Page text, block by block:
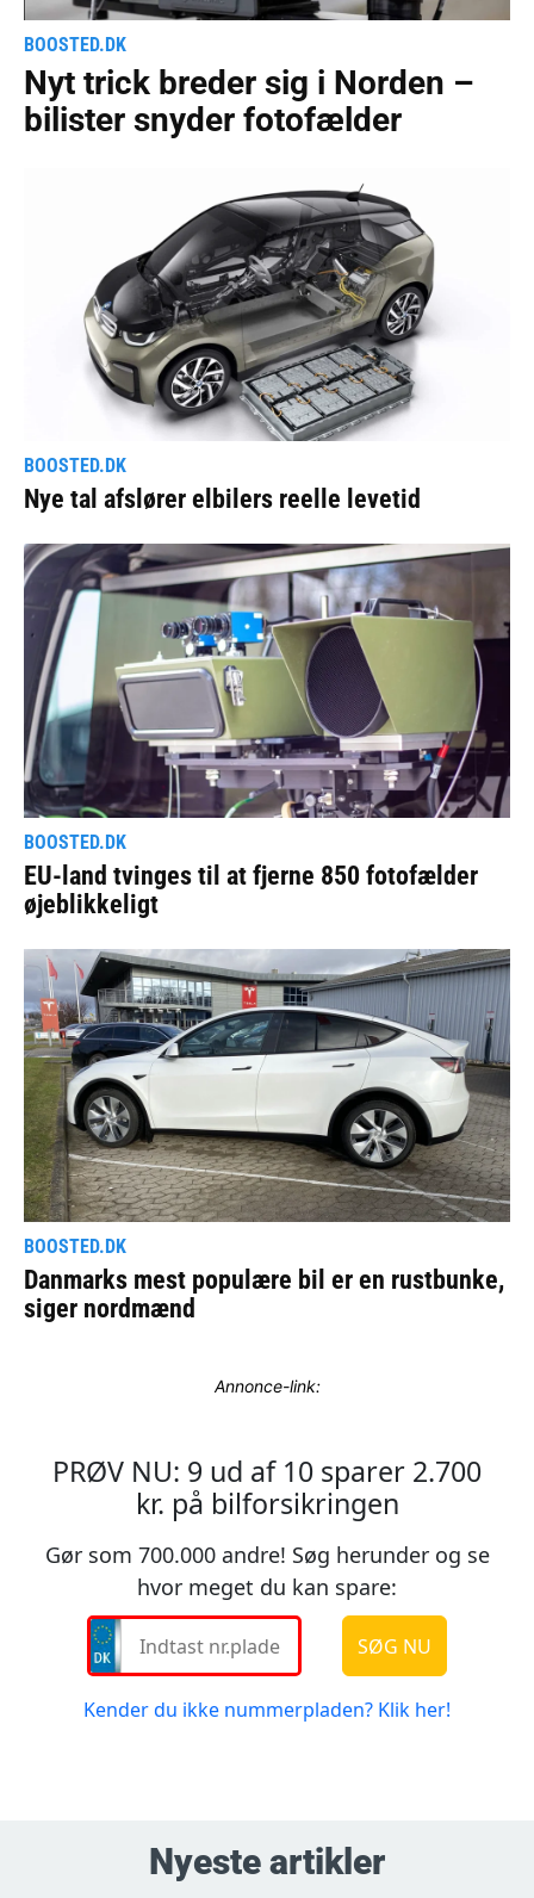
Annonce-link:
Nyeste artikler